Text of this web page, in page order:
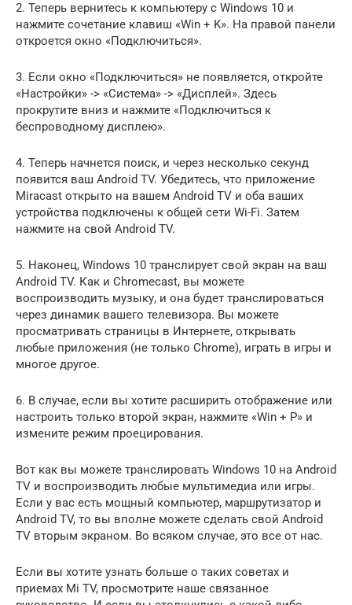
2. Теперь вернитесь к компьютеру с Windows 10 и
нажмите сочетание клавиш «Win + K». На правой панели
откроется окно «Подключиться».
3. Если окно «Подключиться» не появляется, откройте
«Настройки» -> «Система» -> «Дисплей». Здесь
прокрутите вниз и нажмите «Подключиться к
беспроводному дисплею».
4. Теперь начнется поиск, и через несколько секунд
появится ваш Android TV. Убедитесь, что приложение
Miracast открыто на вашем Android TV и оба ваших
устройства подключены к общей сети Wi-Fi. Затем
нажмите на свой Android TV.
5. Наконец, Windows 10 транслирует свой экран на ваш
Android TV. Как и Chromecast, вы можете
воспроизводить музыку, и она будет транслироваться
через динамик вашего телевизора. Вы можете
просматривать страницы в Интернете, открывать
любые приложения (не только Chrome), играть в игры и
многое другое.
6. В случае, если вы хотите расширить отображение или
настроить только второй экран, нажмите «Win + P» и
измените режим проецирования.
Вот как вы можете транслировать Windows 10 на Android
TV и воспроизводить любые мультимедиа или игры.
Если у вас есть мощный компьютер, маршрутизатор и
Android TV, то вы вполне можете сделать свой Android
TV вторым экраном. Во всяком случае, это все от нас.
Если вы хотите узнать больше о таких советах и ​​
приемах Mi TV, просмотрите наше связанное